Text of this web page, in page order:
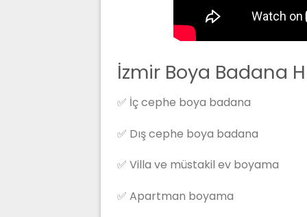
İzmir Boya Badana
✅ İç cephe boya badana
✅ Dış cephe boya badana
✅ Villa ve müstakil ev boyama
✅ Apartman boyama